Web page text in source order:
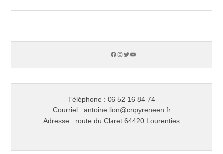
Facebook
Instagram
TwitterYouTube
Téléphone : 06 52 16 84 74
Courriel : antoine.lion@cnpyreneen.fr
Adresse : route du Claret 64420 Lourenties